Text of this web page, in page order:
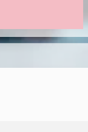
SERVICIO